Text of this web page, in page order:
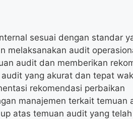
sesuai dengan standar
melaksanakan audit
audit dan memberikan
yang akurat dan tepat
rekomendasi perbaikan
manajemen terkait temuan
atas temuan audit yang